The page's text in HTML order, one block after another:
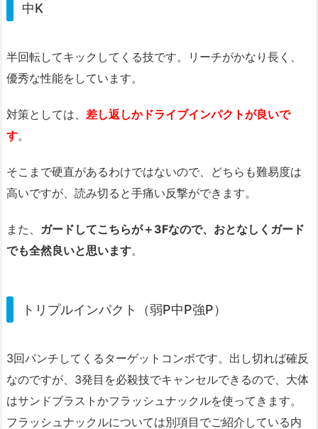
中K
半回転してキックしてくる技です。リーチがかなり長く、
優秀な性能をしています。
対策としては、 差し返しかドライブインパクトが良いで
す。
そこまで硬直があるわけではないので、どちらも難易度は
高いですが、読み切ると手痛い反撃ができます。
また、 ガードしてこちらが＋3Fなので、おとなしくガード
でも全然良いと思います。
トリプルインパクト（弱P中P強P）
3回パンチしてくるターゲットコンボです。出し切れば確反
なのですが、3発目を必殺技でキャンセルできるので、大体
はサンドブラストかフラッシュナックルを使ってきます。
フラッシュナックルについては別項目でご紹介している内